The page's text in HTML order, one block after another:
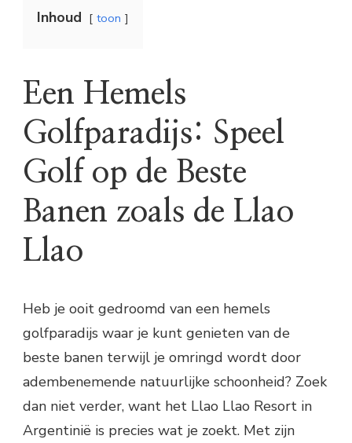
Inhoud toon
Een Hemels
Golfparadijs: Speel
Golf op de Beste
Banen zoals de Llao
Llao
Heb je ooit gedroomd van een hemels
golfparadijs waar je kunt genieten van de
beste banen terwijl je omringd wordt door
adembenemende natuurlijke schoonheid? Zoek
dan niet verder, want het Llao Llao Resort in
Argentinië is precies wat je zoekt. Met zijn